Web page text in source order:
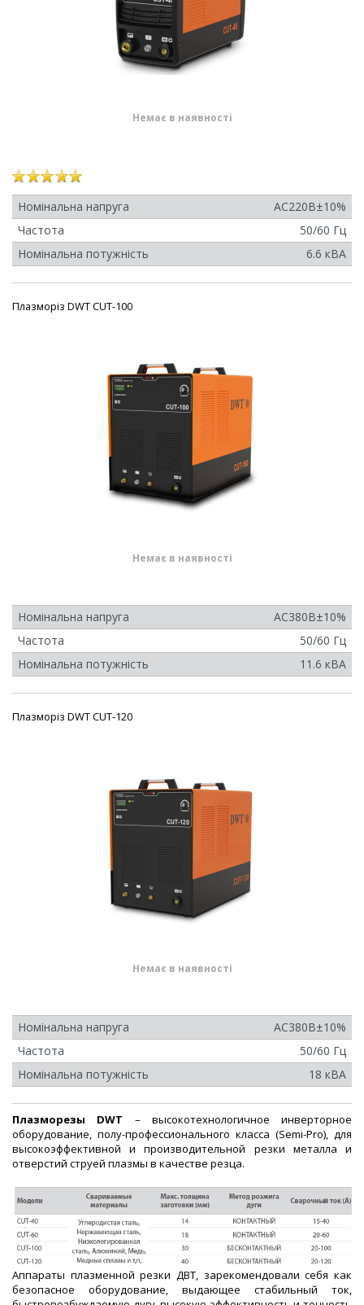
Немає в наявності
Номінальна напруга
AC220B±10%
Частота
50/60 Гц
Номінальна потужність
6.6 кВА
Плазморіз DWT CUT-100
Немає в наявності
Номінальна напруга
AC380B±10%
Частота
50/60 Гц
Номінальна потужність
11.6 кВА
Плазморіз DWT CUT-120
Немає в наявності
Номінальна напруга
AC380B±10%
Частота
50/60 Гц
Номінальна потужність
18 кВА
Плазморезы DWT – высокотехнологичное инверторное
оборудование, полу-профессионального класса (Semi-Pro), для
высокоэффективной и производительной резки металла и
отверстий струей плазмы в качестве резца.
Аппараты плазменной резки ДВТ, зарекомендовали себя как
безопасное оборудование, выдающее стабильный ток,